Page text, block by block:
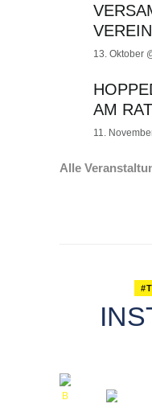
13. Oktober
AM
11.
Alle